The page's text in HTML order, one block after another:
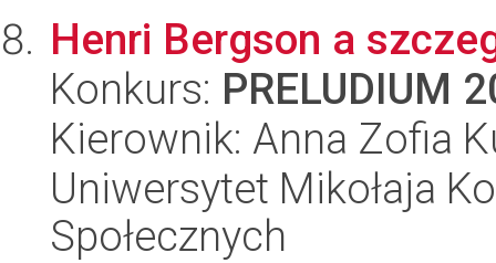
Henri Bergson a
Konkurs: PRELUDIUM
Kierownik: Anna Zofia
Uniwersytet Mikołaja
Społecznych